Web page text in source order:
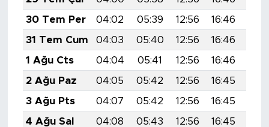
30 Tem Per
04:02 05:39 12:56 16:46
31 Tem Cum
04:03 05:40 12:56 16:46
1 Ağu Cts
04:04 05:41 12:56 16:46
2 Ağu Paz
04:05 05:42 12:56 16:45
3 Ağu Pts
04:07 05:42 12:56 16:45
4 Ağu Sal
04:08 05:43 12:56 16:45